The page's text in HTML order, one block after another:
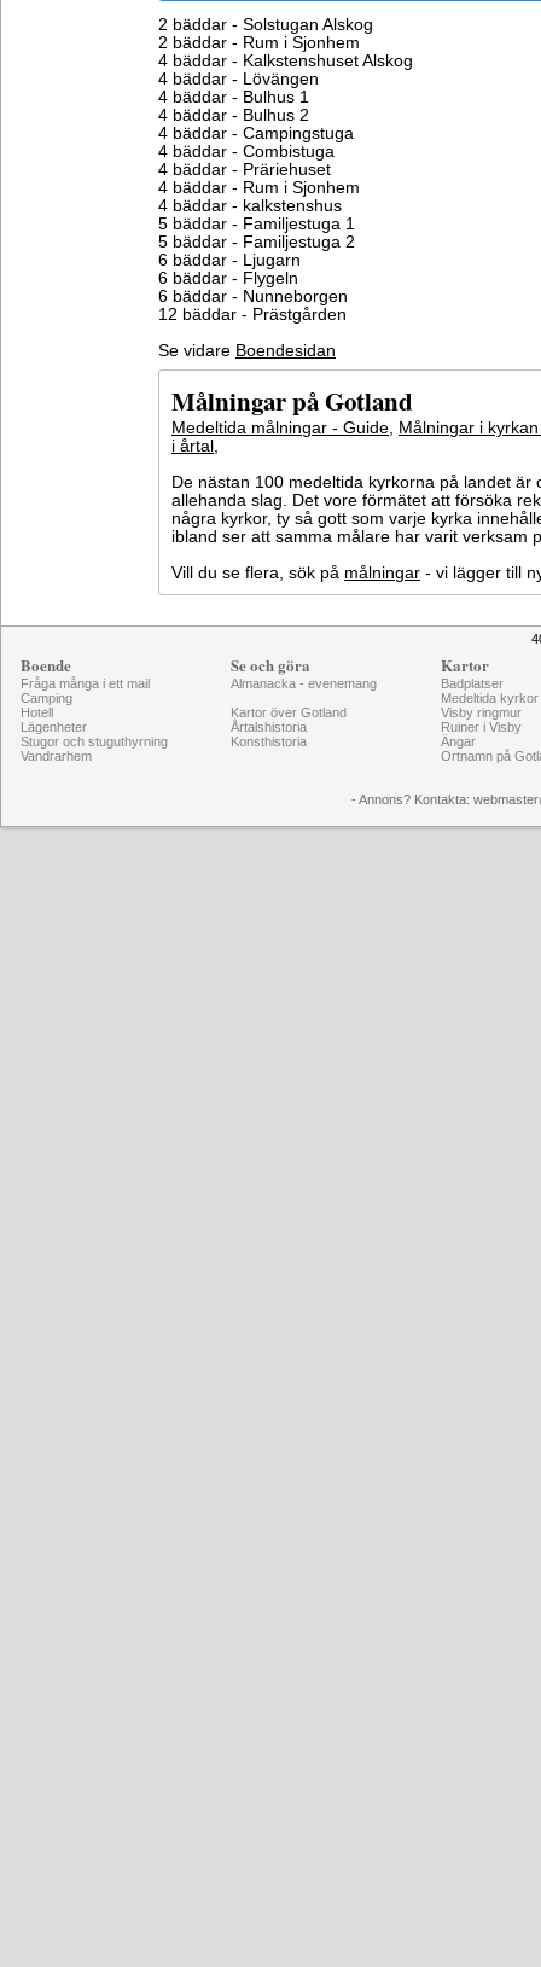
2 bäddar - Solstugan Alskog
2 bäddar - Rum i Sjonhem
4 bäddar - Kalkstenshuset Alskog
4 bäddar - Lövängen
4 bäddar - Bulhus 1
4 bäddar - Bulhus 2
4 bäddar - Campingstuga
4 bäddar - Combistuga
4 bäddar - Präriehuset
4 bäddar - Rum i Sjonhem
4 bäddar - kalkstenshus
5 bäddar - Familjestuga 1
5 bäddar - Familjestuga 2
6 bäddar - Ljugarn
6 bäddar - Flygeln
6 bäddar - Nunneborgen
12 bäddar - Prästgården
Se vidare Boendesidan
Målningar på Gotland
Medeltida målningar - Guide, Målningar i
i årtal ,
De nästan 100 medeltida kyrkorna på landet är
allehanda slag. Det vore förmätet att försöka
några kyrkor, ty så gott som varje kyrka
ibland ser att samma målare har varit verksam
Vill du se flera, sök på målningar - vi lägger till
Boende
Fråga många i ett mail
Camping
Hotell
Lägenheter
Stugor och stuguthyrning
Vandrarhem
Se och göra
Almanacka - evenemang
Kartor över Gotland
Årtalshistoria
Konsthistoria
Kartor
Badplatser
Medeltida kyrkor
Visby ringmur
Ruiner i Visby
Ängar
Ortnamn på
- Annons? Kontakta: